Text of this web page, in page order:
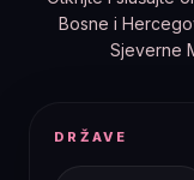
Bosne i
Sjeverne
DRŽAVE